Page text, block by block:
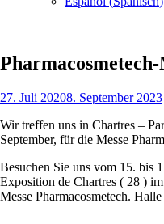
Veröffentlicht
27. Juli 20208. September 2023
Wir treffen uns in Chartres –
September, für die Messe
Besuchen Sie uns vom 15. bis
Exposition de Chartres ( 28 )
Messe Pharmacosmetech.